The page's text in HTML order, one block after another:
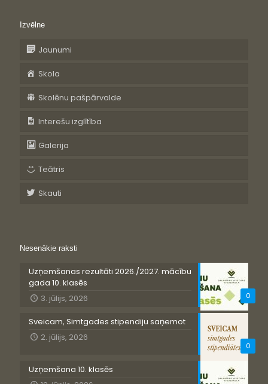
Izvēlne
Jaunumi
Skola
Skolēnu pašpārvalde
Interešu izglītība
Galerija
Teātris
Skauti
Nesenākie raksti
0
Uzņemšanas rezultāti 2026./2027. mācību
gada 10. klasēs
3. jūlijs, 2026
0
Sveicam, Simtgades stipendiju saņemot
2. jūlijs, 2026
Uzņemšana 10. klasēs